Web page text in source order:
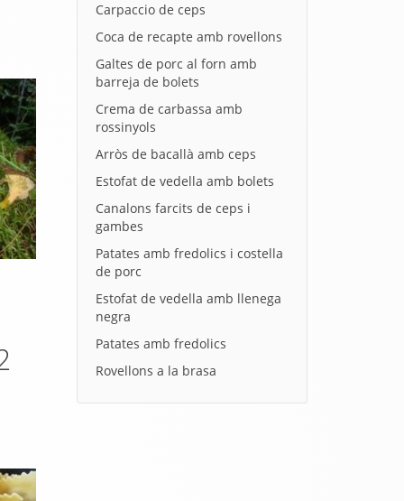
Carpaccio de ceps
Coca de recapte amb rovellons
Galtes de porc al forn amb
barreja de bolets
Crema de carbassa amb
rossinyols
Arròs de bacallà amb ceps
Estofat de vedella amb bolets
Canalons farcits de ceps i
gambes
Patates amb fredolics i costella
de porc
Estofat de vedella amb llenega
negra
Patates amb fredolics
Rovellons a la brasa